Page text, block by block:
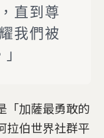
直到尊
我們被
「加薩最勇敢的
拉伯世界社群平